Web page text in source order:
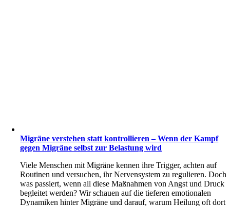
Migräne verstehen statt kontrollieren – Wenn der Kampf
gegen Migräne selbst zur Belastung wird
Viele Menschen mit Migräne kennen ihre Trigger, achten auf
Routinen und versuchen, ihr Nervensystem zu regulieren. Doch
was passiert, wenn all diese Maßnahmen von Angst und Druck
begleitet werden? Wir schauen auf die tieferen emotionalen
Dynamiken hinter Migräne und darauf, warum Heilung oft dort